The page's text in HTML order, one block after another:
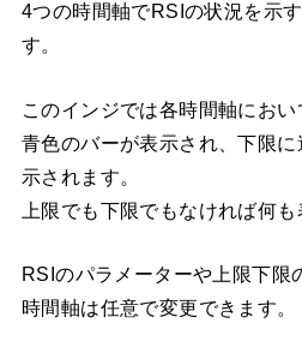
4つの時間軸でRSIの状況を示
す。
このインジでは各時間軸にお
青色のバーが表示され、下限
示されます。
上限でも下限でもなければ何も
RSIのパラメーターや上限下限
時間軸は任意で変更できます。